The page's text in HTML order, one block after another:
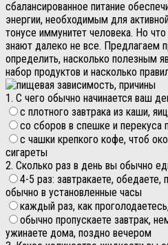
сбалансированное питание
энергии, необходимым для
тонусе иммунитет человека. Но
знают далеко не все. Предлагаем
определить, насколько полезным
набор продуктов и насколько
1. С чего обычно начинается ваш
с плотного завтрака из каши,
со сборов в спешке и перекуса
с чашки крепкого кофе, чтоб
сигареты
2. Сколько раз в день вы обычно
4-5 раз: завтракаете, обедаете,
обычно в установленные часы
каждый раз, как
обычно пропускаете завтрак,
ужинаете дома, поздно вечером